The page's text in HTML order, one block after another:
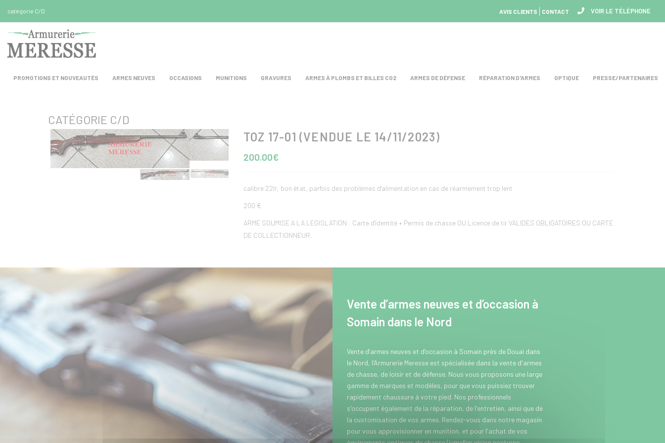
VOIR LE TÉLÉPHONE
AVIS CLIENTS CONTACT
catégorie C/D
PROMOTIONS ET NOUVEAUTÉS ARMES NEUVES OCCASIONS MUNITIONS GRAVURES ARMES À PLOMBS ET BILLES CO2 ARMES DE DÉFENSE RÉPARATION D'ARMES OPTIQUE PRESSE/PARTENAIRES
CATÉGORIE C/D
test
TOZ 17-01 (VENDUE LE 14/11/2023)
200.00€
calibre 22lr, bon état, parfois des problèmes d'alimentation en cas de réarmement trop lent
200 €
ARME SOUMISE A LA LEGISLATION : Carte d'identité + Permis de chasse OU Licence de tir VALIDES OBLIGATOIRES OU CARTE
DE COLLECTIONNEUR.
Vente d’armes neuves et d’occasion à
Somain dans le Nord
Vente d’armes neuves et d’occasion à Somain près de Douai dans
le Nord, l’Armurerie Meresse est spécialisée dans la vente d'armes
de chasse, de loisir et de défense. Nous vous proposons une large
gamme de marques et modèles, pour que vous puissiez trouver
rapidement chaussure à votre pied. Nos professionnels
s'occupent également de la réparation, de l'entretien, ainsi que de
la customisation de vos armes. Rendez-vous dans notre magasin
pour vous approvisionner en munition, et pour l'achat de vos